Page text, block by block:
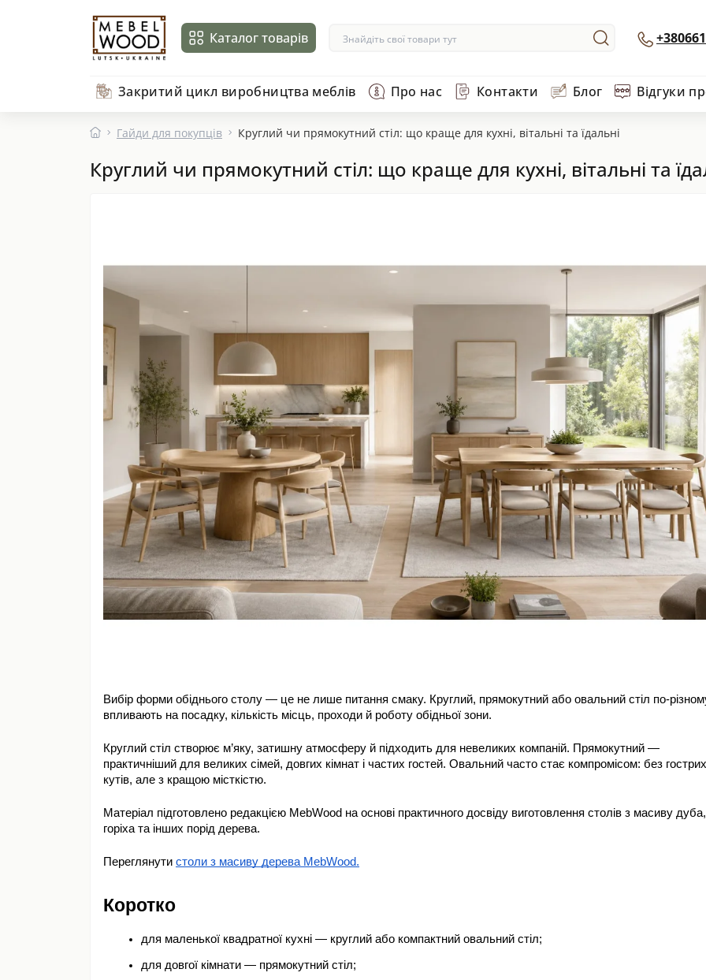
Каталог товарів
Закритий цикл виробництва меблів Про нас Контакти Блог Відгуки
Гайди для покупців Круглий чи прямокутний стіл: що краще для кухні, вітальні та їдальні
Круглий чи прямокутний стіл: що краще для кухні, вітальні та
Вибір форми обіднього столу — це не лише питання смаку. Круглий, прямокутний або овальний стіл по-
впливають на посадку, кількість місць, проходи й роботу обідньої зони.
Круглий стіл створює м’яку, затишну атмосферу й підходить для невеликих компаній. Прямокутний —
практичніший для великих сімей, довгих кімнат і частих гостей. Овальний часто стає компромісом: без гострих
кутів, але з кращою місткістю.
Матеріал підготовлено редакцією MebWood на основі практичного досвіду виготовлення столів з масиву дуба,
горіха та інших порід дерева.
Переглянути столи з масиву дерева MebWood.
Коротко
для маленької квадратної кухні — круглий або компактний овальний стіл;
для довгої кімнати — прямокутний стіл;